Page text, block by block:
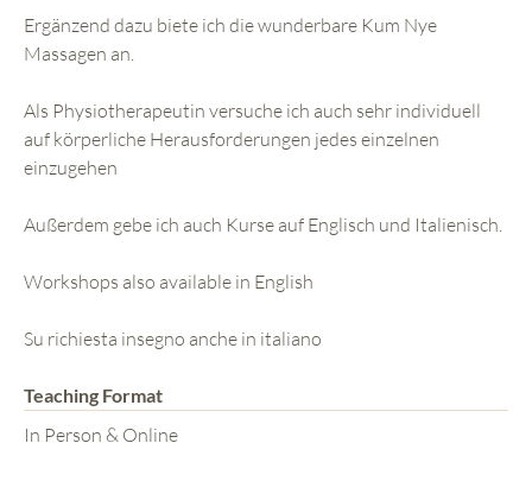
Ergänzend dazu biete ich die wunderbare Kum Nye
Massagen an.
Als Physiotherapeutin versuche ich auch sehr individuell
auf körperliche Herausforderungen jedes einzelnen
einzugehen
Außerdem gebe ich auch Kurse auf Englisch und Italienisch.
Workshops also available in English
Su richiesta insegno anche in italiano
Teaching Format
In Person & Online